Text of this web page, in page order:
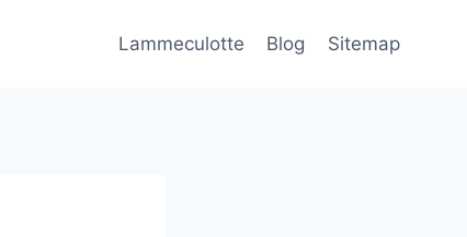
Lammeculotte Blog Sitemap